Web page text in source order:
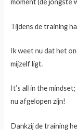
moment (de jongste
Tijdens de training
Ik weet nu dat het
mijzelf ligt.
It’s all in the
nu afgelopen zijn!
Dankzij de training